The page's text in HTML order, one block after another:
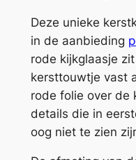
h
e
i
m
e
n
–
Deze unieke
in de aanbieding
rode kijkglaasje
kersttouwtje vast
rode folie over de
details die in
oog niet te zien